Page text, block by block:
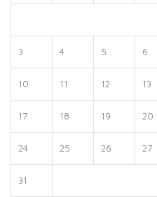
3 4 5 6
10 11 12 13
17 18 19 20
24 25 26 27
31